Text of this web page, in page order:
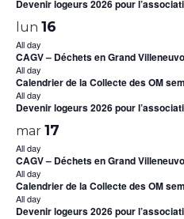
Devenir logeurs 2026 pour
lun 16
All day
CAGV – Déchets en Grand
All day
Calendrier de la Collecte des OM
All day
Devenir logeurs 2026 pour
mar 17
All day
CAGV – Déchets en Grand
All day
Calendrier de la Collecte des OM
All day
Devenir logeurs 2026 pour